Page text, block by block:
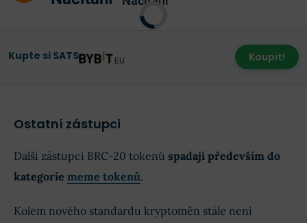
Kupte si SATS Koupit!
Ostatní zástupci
Další zástupci BRC-20 tokenů spadají především do
kategorie meme tokenů.
Kolem nového standardu kryptoměn stále není